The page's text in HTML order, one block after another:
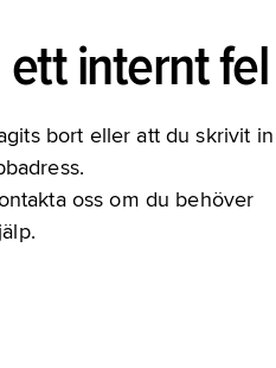
internt fel
bort eller att du skrivit in
oss om du behöver